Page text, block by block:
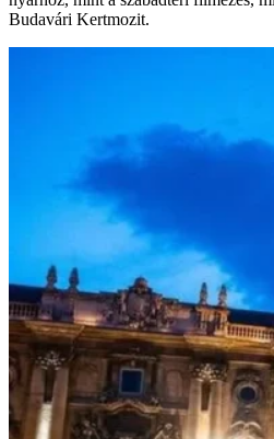
Budavári Kertmozit.